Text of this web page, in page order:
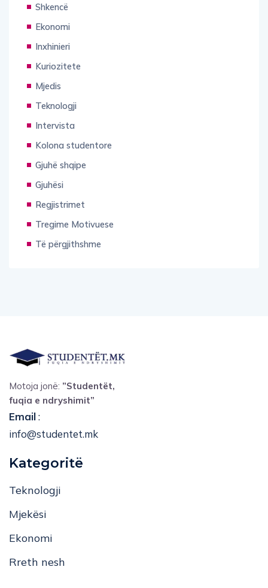
Shkencë
Ekonomi
Inxhinieri
Kuriozitete
Mjedis
Teknologji
Intervista
Kolona studentore
Gjuhë shqipe
Gjuhësi
Regjistrimet
Tregime Motivuese
Të përgjithshme
Motoja jonë: ”Studentët,
fuqia e ndryshimit”
Email:
info@studentet.mk
Kategoritë
Teknologji
Mjekësi
Ekonomi
Rreth nesh